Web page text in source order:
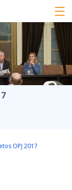
OPJ 2017